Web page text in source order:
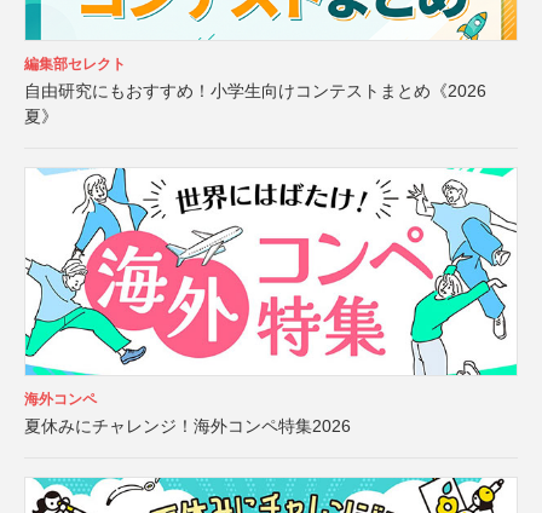
編集部セレクト
自由研究にもおすすめ！小学生向けコンテストまとめ《2026
夏》
海外コンペ
夏休みにチャレンジ！海外コンペ特集2026